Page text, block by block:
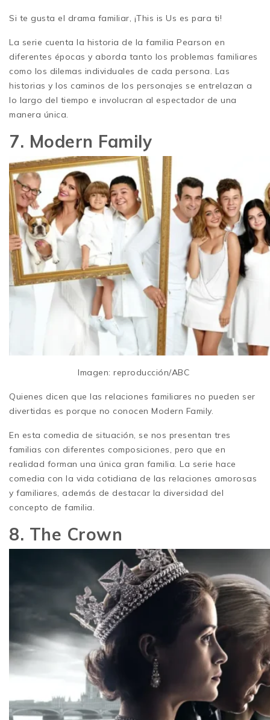
Si te gusta el drama familiar, ¡This is Us es para ti!
La serie cuenta la historia de la familia Pearson en
diferentes épocas y aborda tanto los problemas familiares
como los dilemas individuales de cada persona. Las
historias y los caminos de los personajes se entrelazan a
lo largo del tiempo e involucran al espectador de una
manera única.
7. Modern Family
Imagen: reproducción/ABC
Quienes dicen que las relaciones familiares no pueden ser
divertidas es porque no conocen Modern Family.
En esta comedia de situación, se nos presentan tres
familias con diferentes composiciones, pero que en
realidad forman una única gran familia. La serie hace
comedia con la vida cotidiana de las relaciones amorosas
y familiares, además de destacar la diversidad del
concepto de familia.
8. The Crown